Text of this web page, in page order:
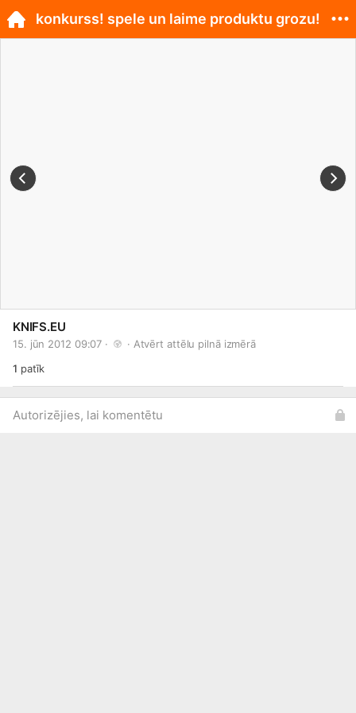
KNIFS.EU
15. jūn 2012 09:07 · · Atvērt attēlu pilnā izmērā
1 patīk
Autorizējies, lai komentētu
konkurss! spele un laime produktu grozu!